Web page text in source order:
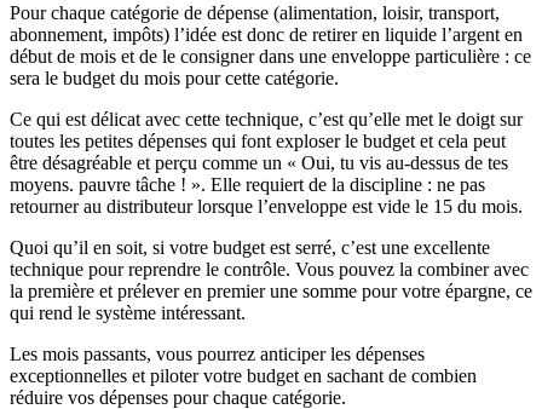
Pour chaque catégorie de dépense (alimentation, loisir, transport,
abonnement, impôts) l’idée est donc de retirer en liquide l’argent en
début de mois et de le consigner dans une enveloppe particulière : ce
sera le budget du mois pour cette catégorie.
Ce qui est délicat avec cette technique, c’est qu’elle met le doigt sur
toutes les petites dépenses qui font exploser le budget et cela peut
être désagréable et perçu comme un « Oui, tu vis au-dessus de tes
moyens. pauvre tâche ! ». Elle requiert de la discipline : ne pas
retourner au distributeur lorsque l’enveloppe est vide le 15 du mois.
Quoi qu’il en soit, si votre budget est serré, c’est une excellente
technique pour reprendre le contrôle. Vous pouvez la combiner avec
la première et prélever en premier une somme pour votre épargne, ce
qui rend le système intéressant.
Les mois passants, vous pourrez anticiper les dépenses
exceptionnelles et piloter votre budget en sachant de combien
réduire vos dépenses pour chaque catégorie.